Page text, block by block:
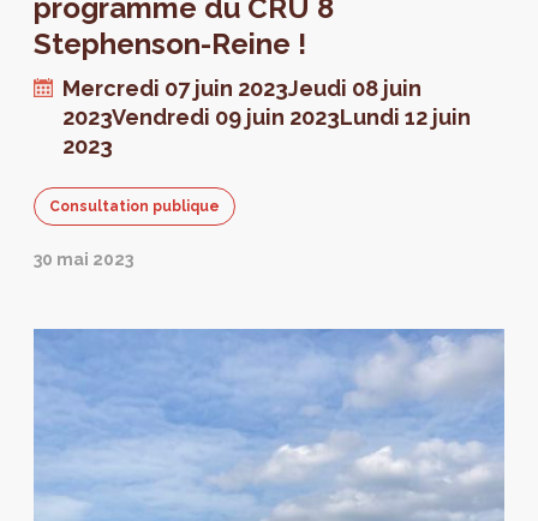
perspectve.brussels et urban.brussels. Il
rassemble des données précises sur le tissu
économique et doit faciliter des actions
concrètes sur le terrain.
programme du CRU 8
Stephenson-Reine !
Mercredi 07 juin 2023Jeudi 08 juin
2023Vendredi 09 juin 2023Lundi 12 juin
2023
Consultation publique
30 mai 2023